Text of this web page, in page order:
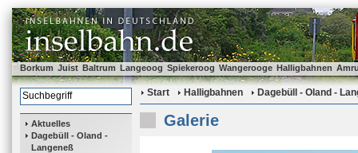
Borkum Juist Baltrum Langeoog Spiekeroog Wangerooge Halligbahnen
Aktuelles
Dagebüll - Oland -
Langeneß
Start Halligbahnen Dagebüll - Oland -
Galerie